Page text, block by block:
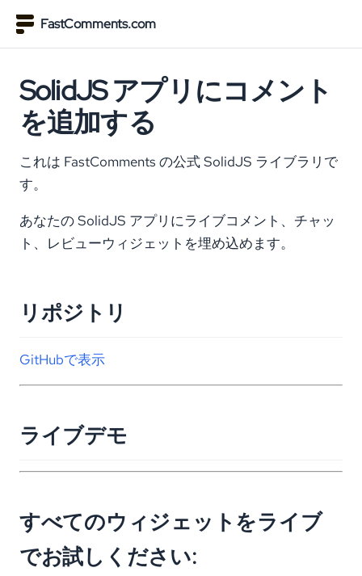
FastComments.com
SolidJS アプリにコメント
を追加する
これは FastComments の公式 SolidJS ライブラリで
す。
あなたの SolidJS アプリにライブコメント、チャッ
ト、レビューウィジェットを埋め込めます。
リポジトリ
GitHubで表示
ライブデモ
すべてのウィジェットをライブ
でお試しください: